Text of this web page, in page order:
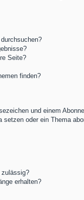
Seite?
finden?
und einem
oder ein Thema
zulässig?
erhalten?